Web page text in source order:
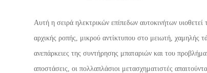
Αυτή η σειρά ηλεκτρικών επίπεδων αυτοκινήτων
αρχικής ροπής, μικρού αντίκτυπου στο μειωτή, χαμηλής
ανεπάρκειες της συντήρησης μπαταριών και του
αποστάσεις, οι πολλαπλάσιοι μετασχηματιστές